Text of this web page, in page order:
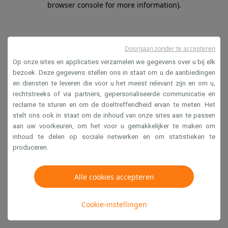
browser console for more information).
Op onze sites en applicaties verzamelen we gegevens over u bij elk
bezoek. Deze gegevens stellen ons in staat om u de aanbiedingen
en diensten te leveren die voor u het meest relevant zijn en om u,
rechtstreeks of via partners, gepersonaliseerde communicatie en
reclame te sturen en om de doeltreffendheid ervan te meten. Het
stelt ons ook in staat om de inhoud van onze sites aan te passen
aan uw voorkeuren, om het voor u gemakkelijker te maken om
inhoud te delen op sociale netwerken en om statistieken te
produceren.
Alle cookies accepteren
Cookie-instellingen
Doorgaan zonder te accepteren